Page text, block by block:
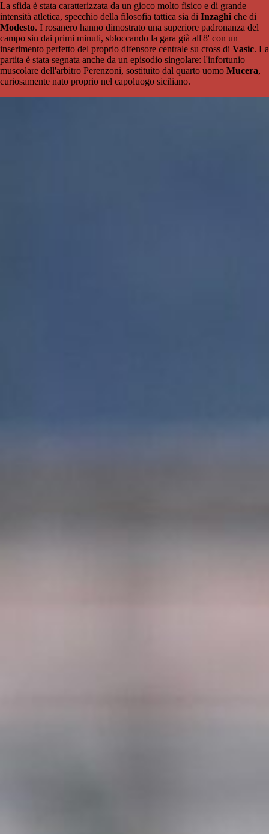
La sfida è stata caratterizzata da un gioco molto fisico e di grande
intensità atletica, specchio della filosofia tattica sia di Inzaghi che di
Modesto. I rosanero hanno dimostrato una superiore padronanza del
campo sin dai primi minuti, sbloccando la gara già all'8' con un
inserimento perfetto del proprio difensore centrale su cross di Vasic. La
partita è stata segnata anche da un episodio singolare: l'infortunio
muscolare dell'arbitro Perenzoni, sostituito dal quarto uomo Mucera,
curiosamente nato proprio nel capoluogo siciliano.